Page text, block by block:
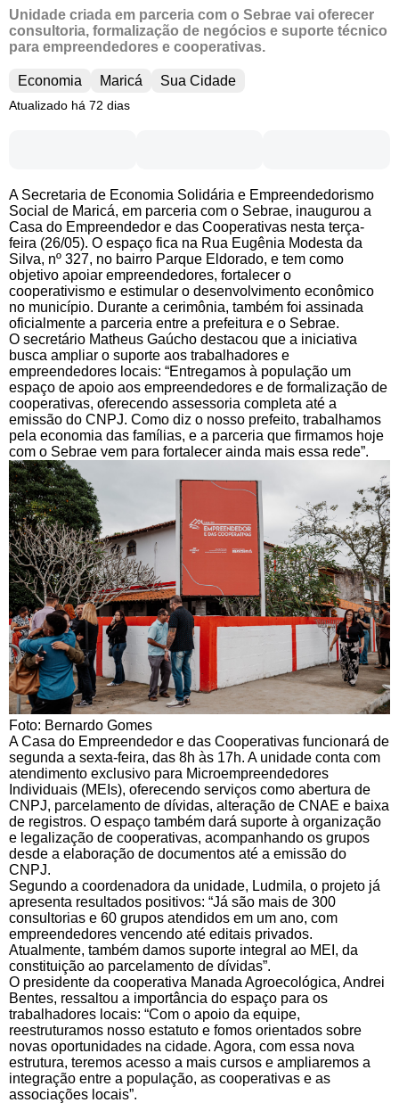
Unidade criada em parceria com o Sebrae vai oferecer
consultoria, formalização de negócios e suporte técnico
para empreendedores e cooperativas.
Economia Maricá Sua Cidade
Atualizado há 72 dias
A Secretaria de Economia Solidária e Empreendedorismo
Social de Maricá, em parceria com o Sebrae, inaugurou a
Casa do Empreendedor e das Cooperativas nesta terça-
feira (26/05). O espaço fica na Rua Eugênia Modesta da
Silva, nº 327, no bairro Parque Eldorado, e tem como
objetivo apoiar empreendedores, fortalecer o
cooperativismo e estimular o desenvolvimento econômico
no município. Durante a cerimônia, também foi assinada
oficialmente a parceria entre a prefeitura e o Sebrae.
O secretário Matheus Gaúcho destacou que a iniciativa
busca ampliar o suporte aos trabalhadores e
empreendedores locais: “Entregamos à população um
espaço de apoio aos empreendedores e de formalização de
cooperativas, oferecendo assessoria completa até a
emissão do CNPJ. Como diz o nosso prefeito, trabalhamos
pela economia das famílias, e a parceria que firmamos hoje
com o Sebrae vem para fortalecer ainda mais essa rede”.
Foto: Bernardo Gomes
A Casa do Empreendedor e das Cooperativas funcionará de
segunda a sexta-feira, das 8h às 17h. A unidade conta com
atendimento exclusivo para Microempreendedores
Individuais (MEIs), oferecendo serviços como abertura de
CNPJ, parcelamento de dívidas, alteração de CNAE e baixa
de registros. O espaço também dará suporte à organização
e legalização de cooperativas, acompanhando os grupos
desde a elaboração de documentos até a emissão do
CNPJ.
Segundo a coordenadora da unidade, Ludmila, o projeto já
apresenta resultados positivos: “Já são mais de 300
consultorias e 60 grupos atendidos em um ano, com
empreendedores vencendo até editais privados.
Atualmente, também damos suporte integral ao MEI, da
constituição ao parcelamento de dívidas”.
O presidente da cooperativa Manada Agroecológica, Andrei
Bentes, ressaltou a importância do espaço para os
trabalhadores locais: “Com o apoio da equipe,
reestruturamos nosso estatuto e fomos orientados sobre
novas oportunidades na cidade. Agora, com essa nova
estrutura, teremos acesso a mais cursos e ampliaremos a
integração entre a população, as cooperativas e as
associações locais”.